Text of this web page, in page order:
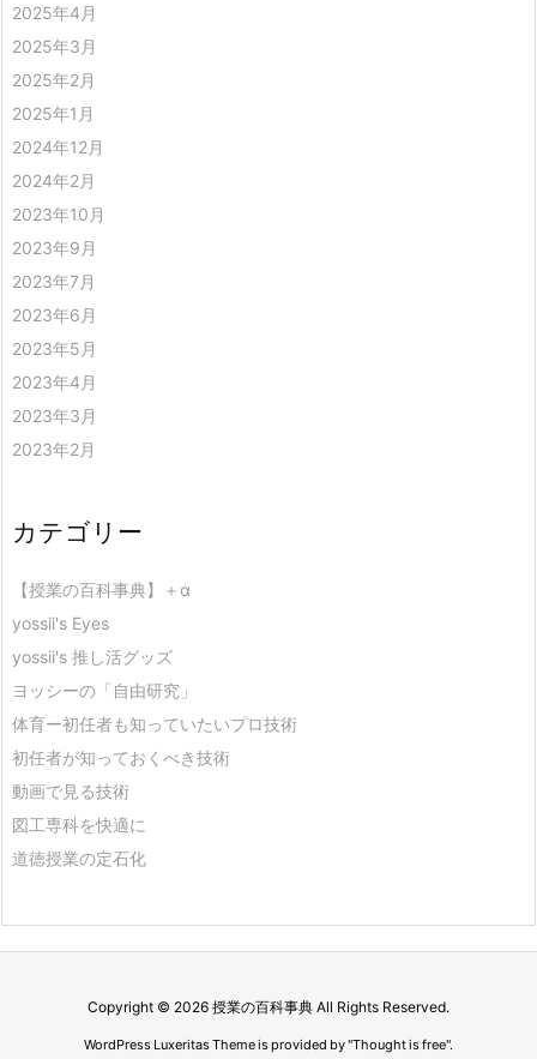
2025年4月
2025年3月
2025年2月
2025年1月
2024年12月
2024年2月
2023年10月
2023年9月
2023年7月
2023年6月
2023年5月
2023年4月
2023年3月
2023年2月
カテゴリー
【授業の百科事典】＋α
yossii's Eyes
yossii's 推し活グッズ
ヨッシーの「自由研究」
体育ー初任者も知っていたいプロ技術
初任者が知っておくべき技術
動画で見る技術
図工専科を快適に
道徳授業の定石化
Copyright © 2026 授業の百科事典 All Rights Reserved.
WordPress Luxeritas Theme is provided by "Thought is free".